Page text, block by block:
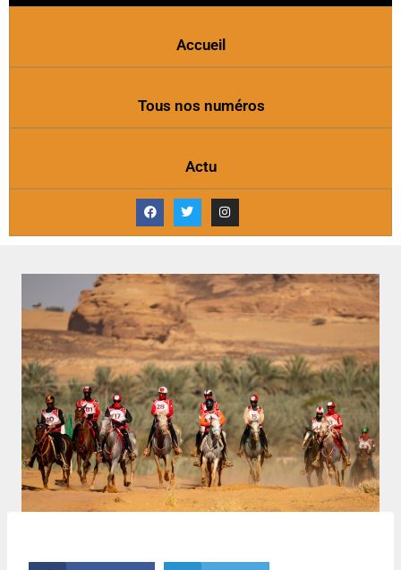
Accueil
Tous nos numéros
Actu